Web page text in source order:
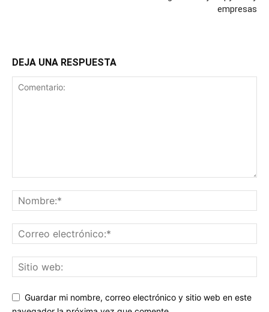
empresas
DEJA UNA RESPUESTA
Guardar mi nombre, correo electrónico y sitio web en este